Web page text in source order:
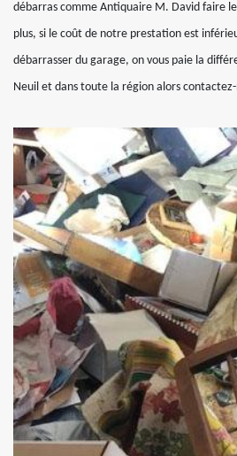
débarras comme Antiquaire M. David faire
plus, si le coût de notre prestation est
débarrasser du garage, on vous paie la
Neuil et dans toute la région alors contactez-